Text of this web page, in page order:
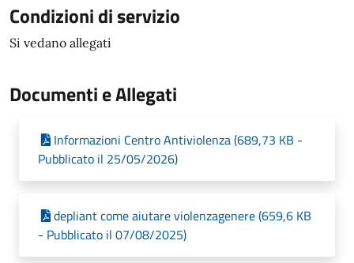
Condizioni di servizio
Si vedano allegati
Documenti e Allegati
Informazioni Centro Antiviolenza (689,73 KB -
Pubblicato il 25/05/2026)
depliant come aiutare violenzagenere (659,6 KB
- Pubblicato il 07/08/2025)